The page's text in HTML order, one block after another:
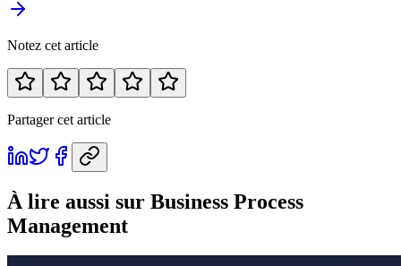
Notez cet article
Partager cet article
À lire aussi sur Business Process
Management